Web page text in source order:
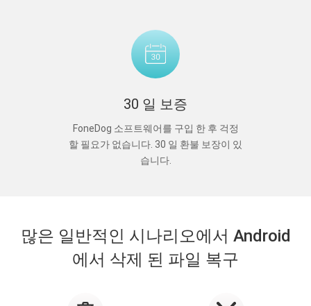
30 일 보증
FoneDog 소프트웨어를 구입 한 후 걱정
할 필요가 없습니다. 30 일 환불 보장이 있
습니다.
많은 일반적인 시나리오에서 Android
에서 삭제 된 파일 복구